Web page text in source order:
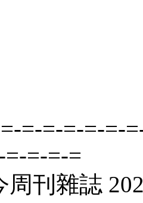
=-=-=-=-=-
=-=-=
刊雜誌